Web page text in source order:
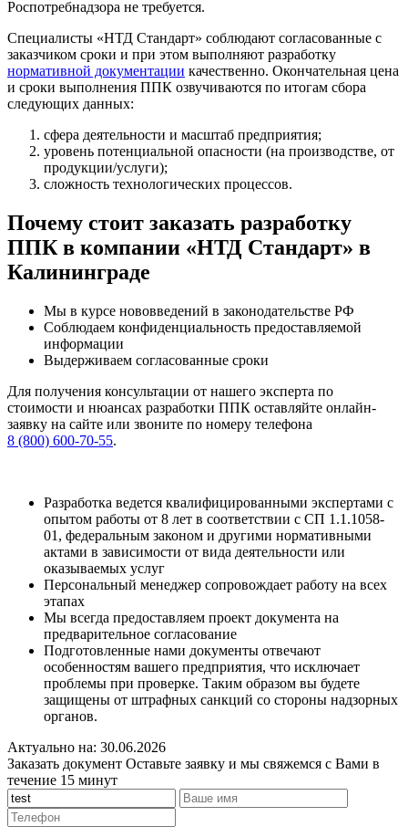
Роспотребнадзора не требуется.
Специалисты «НТД Стандарт» соблюдают согласованные с
заказчиком сроки и при этом выполняют разработку
нормативной документации качественно. Окончательная цена
и сроки выполнения ППК озвучиваются по итогам сбора
следующих данных:
сфера деятельности и масштаб предприятия;
уровень потенциальной опасности (на производстве, от
продукции/услуги);
сложность технологических процессов.
Почему стоит заказать разработку
ППК в компании «НТД Стандарт» в
Калининграде
Мы в курсе нововведений в законодательстве РФ
Соблюдаем конфиденциальность предоставляемой
информации
Выдерживаем согласованные сроки
Для получения консультации от нашего эксперта по
стоимости и нюансах разработки ППК оставляйте онлайн-
заявку на сайте или звоните по номеру телефона
8 (800) 600-70-55.
Разработка ведется квалифицированными экспертами с
опытом работы от 8 лет в соответствии с СП 1.1.1058-
01, федеральным законом и другими нормативными
актами в зависимости от вида деятельности или
оказываемых услуг
Персональный менеджер сопровождает работу на всех
этапах
Мы всегда предоставляем проект документа на
предварительное согласование
Подготовленные нами документы отвечают
особенностям вашего предприятия, что исключает
проблемы при проверке. Таким образом вы будете
защищены от штрафных санкций со стороны надзорных
органов.
Актуально на: 30.06.2026
Заказать документ Оставьте заявку и мы свяжемся с Вами в
течение 15 минут